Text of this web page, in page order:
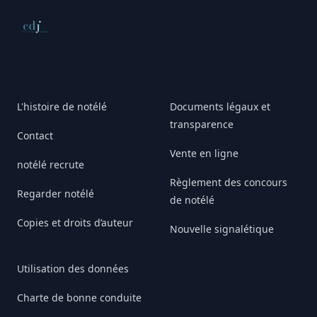
Conseil de déontologie journalistique
L'histoire de notélé
Contact
notélé recrute
Regarder notélé
Copies et droits d’auteur
Utilisation des données
Charte de bonne conduite
Documents légaux et
transparence
Vente en ligne
Règlement des concours
de notélé
Nouvelle signalétique